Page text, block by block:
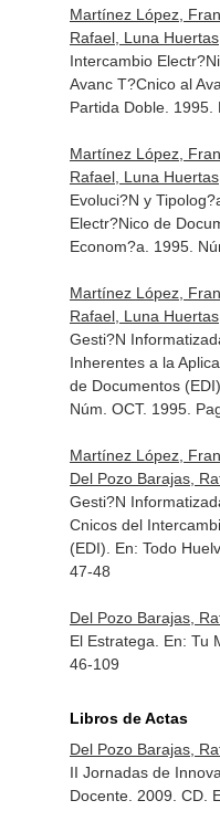
Martínez López,
Rafael, Luna
Intercambio
Avanc T?Cnico al
Partida Doble. 1995.
Martínez López,
Rafael, Luna
Evoluci?N y
Electr?Nico de
Econom?a . 1995.
Martínez López,
Rafael, Luna
Gesti?N
Inherentes a la
de Documentos (EDI).
Núm. OCT. 1995.
Martínez López,
Del Pozo Barajas,
Gesti?N
Cnicos del
(EDI). En: Todo
47-48
Del Pozo Barajas,
El Estratega. En: Tu
46-109
Libros de Actas
Del Pozo Barajas,
II Jornadas de
Docente. 2009. CD.